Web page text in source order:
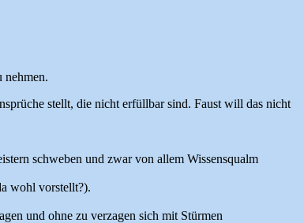
nehmen.
stellt, die nicht erfüllbar sind. Faust will das nicht
schweben und zwar von allem Wissensqualm
wohl vorstellt?).
und ohne zu verzagen sich mit Stürmen